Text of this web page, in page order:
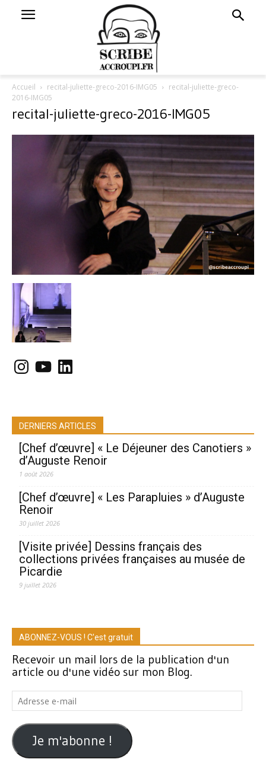
Accueil recital-juliette-greco-2016-IMG05
recital-juliette-greco-
2016-IMG05
recital-juliette-greco-2016-IMG05
Instagram
YouTubeLinkedIn
DERNIERS ARTICLES
[Chef d’œuvre] « Le Déjeuner des Canotiers »
d’Auguste Renoir
1 août 2026
[Chef d’œuvre] « Les Parapluies » d’Auguste
Renoir
30 juillet 2026
[Visite privée] Dessins français des
collections privées françaises au musée de
Picardie
9 juillet 2026
ABONNEZ-VOUS ! C'est gratuit
Recevoir un mail lors de la publication d'un
article ou d'une vidéo sur mon Blog.
Adresse
e-
mail
Je m'abonne !